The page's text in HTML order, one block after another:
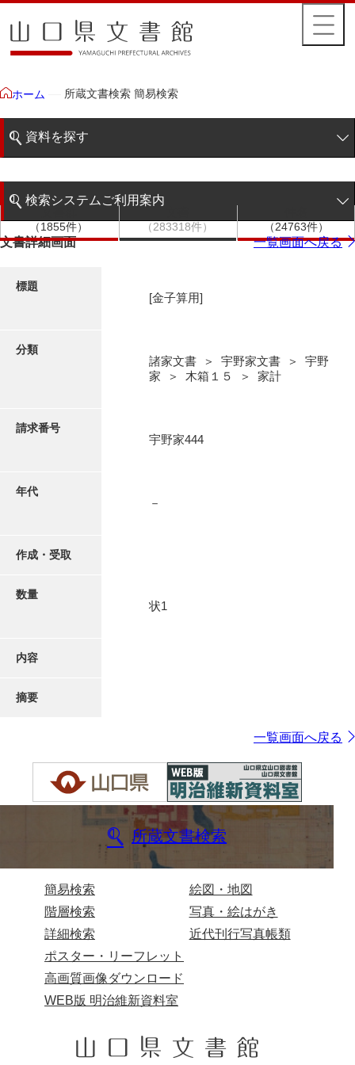
ホーム 所蔵文書検索 簡易検索
資料を探す
階層検索
写真・絵はがき
検索システムご利用案内
検索システムの利用について
（1855件）
（283318件）
（24763件）
文書詳細画面 一覧画面へ戻る
標題
[金子算用]
分類
諸家文書 ＞ 宇野家文書 ＞ 宇野
家 ＞ 木箱１５ ＞ 家計
請求番号
宇野家444
年代
－
作成・受取
数量
状1
内容
摘要
一覧画面へ戻る
所蔵文書検索
簡易検索
階層検索
詳細検索
絵図・地図
写真・絵はがき
近代刊行写真帳類
ポスター・リーフレット
高画質画像ダウンロード
WEB版 明治維新資料室